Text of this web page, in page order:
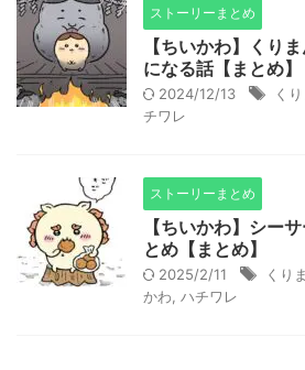
ストーリーまとめ
【ちいかわ】くり
になる話【まとめ】
2024/12/13 く
チワレ
ストーリーまとめ
【ちいかわ】シー
とめ【まとめ】
2025/2/11 くり
かわ ハチワレ